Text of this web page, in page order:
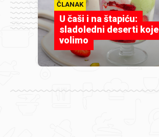
ČLANAK
U čaši i na štapiću:
sladoledni deserti koje
volimo